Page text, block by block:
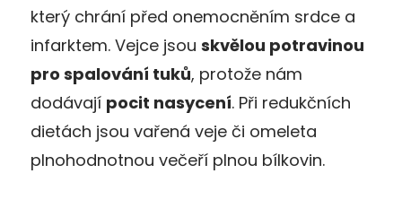
který chrání před onemocněním srdce a
infarktem. Vejce jsou skvělou potravinou
pro spalování tuků, protože nám
dodávají pocit nasycení. Při redukčních
dietách jsou vařená veje či omeleta
plnohodnotnou večeří plnou bílkovin.